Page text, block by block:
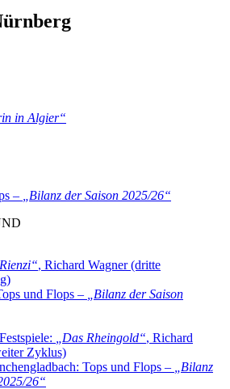
in Algier“
– Bilanz der Saison 2025/26“
Rienzi“, Richard Wagner (dritte
und Flops –
Bilanz der Saison
Das Rheingold“, Richard
Zyklus)
Tops und Flops –
Bilanz
26“